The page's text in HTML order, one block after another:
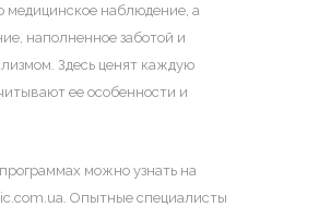
медицинское наблюдение, а
наполненное заботой и
Здесь ценят каждую
ее особенности и
можно узнать на
Опытные специалисты